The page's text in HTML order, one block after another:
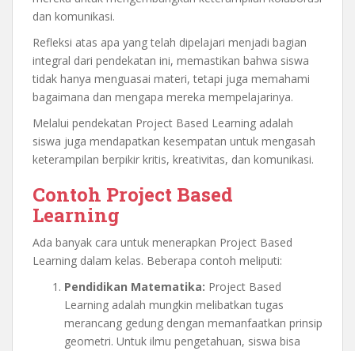
dan komunikasi.
Refleksi atas apa yang telah dipelajari menjadi bagian
integral dari pendekatan ini, memastikan bahwa siswa
tidak hanya menguasai materi, tetapi juga memahami
bagaimana dan mengapa mereka mempelajarinya.
Melalui pendekatan Project Based Learning adalah
siswa juga mendapatkan kesempatan untuk mengasah
keterampilan berpikir kritis, kreativitas, dan komunikasi.
Contoh Project Based
Learning
Ada banyak cara untuk menerapkan Project Based
Learning dalam kelas. Beberapa contoh meliputi:
Pendidikan Matematika: Project Based
Learning adalah mungkin melibatkan tugas
merancang gedung dengan memanfaatkan prinsip
geometri. Untuk ilmu pengetahuan, siswa bisa